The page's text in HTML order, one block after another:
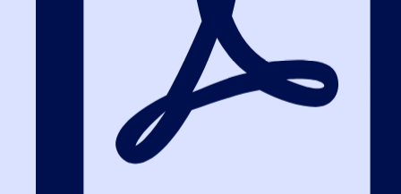
курсы для поставщиков
в Высшей школе закупок
дают полное понимание того, как защитить свои интересы на
Карьерный капитал: как
жалобы становятся
трамплином для роста